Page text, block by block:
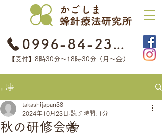
0996-84-2368
【受付】8時30分​〜18時30分（月〜金）
記事
秋の研修会🐝
takashijapan38
2024年10月23日 読了時間: 1分